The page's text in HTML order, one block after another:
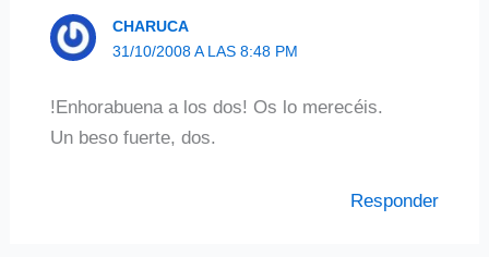
CHARUCA
31/10/2008 A LAS 8:48 PM
!Enhorabuena a los dos! Os lo merecéis.
Un beso fuerte, dos.
Responder